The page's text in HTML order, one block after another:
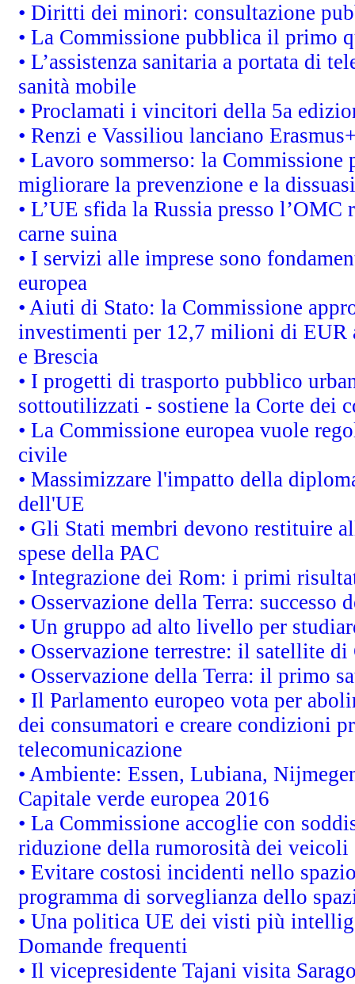
• Diritti dei minori: consultazione
• La Commissione pubblica il primo
• L’assistenza sanitaria a portata di
sanità mobile
• Proclamati i vincitori della 5a
• Renzi e Vassiliou lanciano
• Lavoro sommerso: la
migliorare la prevenzione e la
• L’UE sfida la Russia presso
carne suina
• I servizi alle imprese sono
europea
• Aiuti di Stato: la Commissione
investimenti per 12,7 milioni di EUR
e Brescia
• I progetti di trasporto pubblico
sottoutilizzati - sostiene la Corte dei
• La Commissione europea vuole
civile
• Massimizzare l'impatto della
dell'UE
• Gli Stati membri devono restituire
spese della PAC
• Integrazione dei Rom: i primi
• Osservazione della Terra:
• Un gruppo ad alto livello per
• Osservazione terrestre: il satellite
• Osservazione della Terra: il primo
• Il Parlamento europeo vota per
dei consumatori e creare condizioni
telecomunicazione
• Ambiente: Essen, Lubiana,
Capitale verde europea 2016
• La Commissione accoglie con
riduzione della rumorosità dei veicoli
• Evitare costosi incidenti nello
programma di sorveglianza dello
• Una politica UE dei visti più
Domande frequenti
• Il vicepresidente Tajani visita